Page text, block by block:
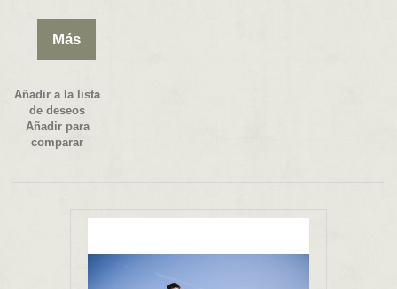
Más
Añadir a la lista
de deseos
Añadir para
comparar